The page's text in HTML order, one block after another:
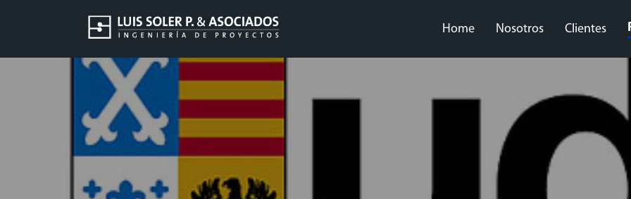
Home Nosotros Clientes